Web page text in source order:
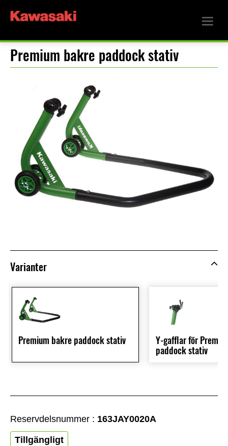
Premium bakre paddock stativ
Reservdelsnummer : 163JAY0020A
Tillgängligt
Varianter
Premium bakre paddock stativ
Y-gafflar för
paddock stativ